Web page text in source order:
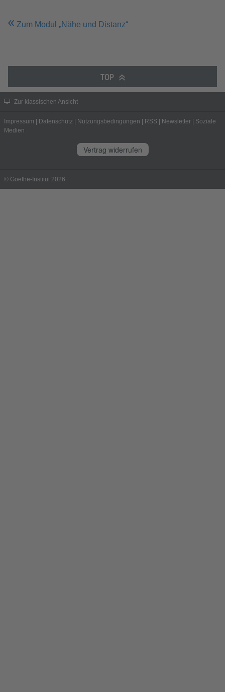
Zum Modul „Nähe und Distanz“
TOP
Zur klassischen Ansicht
Impressum Datenschutz Nutzungsbedingungen RSS Newsletter
Soziale
Medien
Vertrag widerrufen
© Goethe-Institut 2026